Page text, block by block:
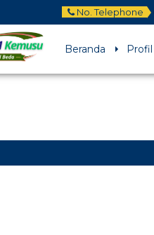
No. Telephone
Beranda Profil